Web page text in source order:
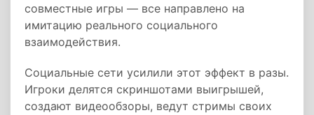
совместные игры — все направлено на
имитацию реального социального
взаимодействия.
Социальные сети усилили этот эффект в разы.
Игроки делятся скриншотами выигрышей,
создают видеообзоры, ведут стримы своих